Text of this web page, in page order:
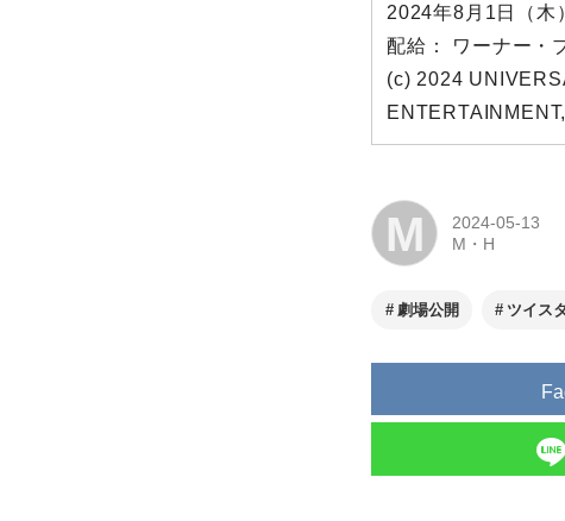
2024年8月1日（
配給： ワーナー
(c) 2024
M
2024-05-13
M・H
劇場公開 ツイス